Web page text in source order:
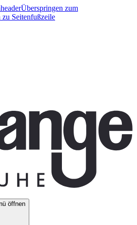
Überspringen zum
Seitenfußzeile
öffnen